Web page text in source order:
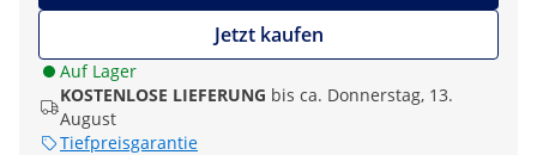
Jetzt kaufen
Auf Lager
KOSTENLOSE LIEFERUNG bis ca. Donnerstag, 13.
August
Tiefpreisgarantie